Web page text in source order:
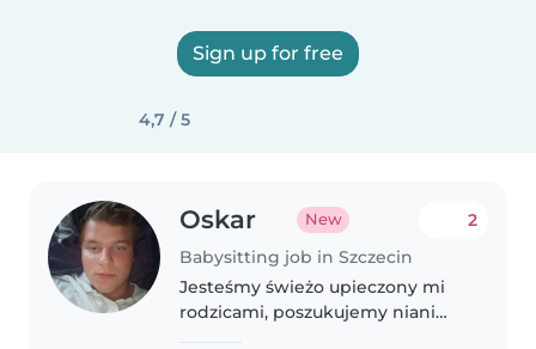
Sign up for free
4,7 / 5
Oskar New
Babysitting job in Szczecin
2
Jesteśmy świeżo upieczony mi
rodzicami, poszukujemy niani